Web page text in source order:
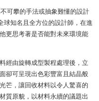
可攀的手法或抽象難懂的設計
球知名且全方位的設計師，在進
更思考著是否能對未來環境能
經由旋轉成型製程處理後，立
卻可呈現出色彩豐富且結晶般
芒，讓回收材料以令人驚喜的
質原貌，以材料永續的議題出